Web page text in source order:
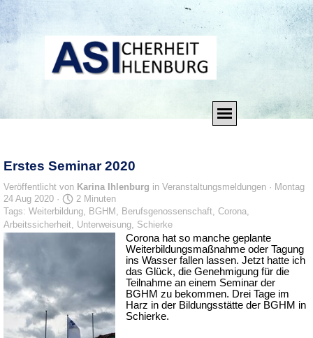
Direkt zum Seiteninhalt
Menü überspringen
Erstes Seminar 2020
Veröffentlicht von Karina Ihlenburg in Veranstaltungsmeldungen · Montag
24 Aug 2020 ·
2 Minuten
Tags: Weiterbildung BGHM Berufsgenossenschaft Corona
Arbeitssicherheit Unterweisung Schierke
Corona hat so manche geplante
Weiterbildungsmaßnahme oder Tagung
ins Wasser fallen lassen. Jetzt hatte ich
das Glück, die Genehmigung für die
Teilnahme an einem Seminar der
BGHM zu bekommen. Drei Tage im
Harz in der Bildungsstätte der BGHM in
Schierke.